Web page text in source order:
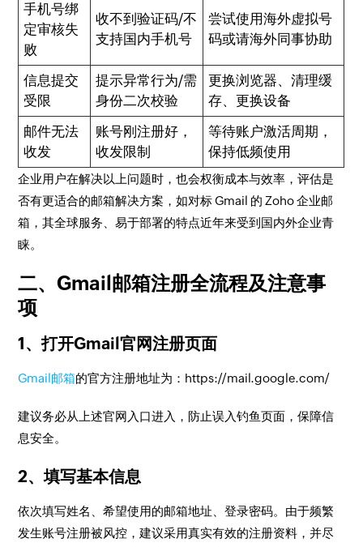
手机号绑
定审核失
败
收不到验证码/不
支持国内手机号
尝试使用海外虚拟号
码或请海外同事协助
信息提交
受限
提示异常行为/需
身份二次校验
更换浏览器、清理缓
存、更换设备
邮件无法
收发
账号刚注册好，
收发限制
等待账户激活周期，
保持低频使用
企业用户在解决以上问题时，也会权衡成本与效率，评估是
否有更适合的邮箱解决方案，如对标 Gmail 的 Zoho 企业邮
箱，其全球服务、易于部署的特点近年来受到国内外企业青
睐。
二、Gmail邮箱注册全流程及注意事
项
1、打开Gmail官网注册页面
Gmail邮箱的官方注册地址为：https://mail.google.com/
建议务必从上述官网入口进入，防止误入钓鱼页面，保障信
息安全。
2、填写基本信息
依次填写姓名、希望使用的邮箱地址、登录密码。由于频繁
发生账号注册被风控，建议采用真实有效的注册资料，并尽